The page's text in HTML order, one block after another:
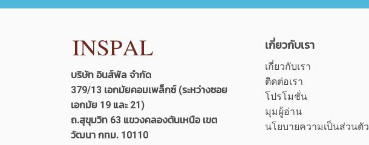
บริษัท อินส์พัล จำกัด
379/13 เอกมัยคอมเพล็กซ์ (ระหว่างซอย
เอกมัย 19 และ 21)
ถ.สุขุมวิท 63 แขวงคลองตันเหนือ เขต
วัฒนา กทม. 10110
เกี่ยวกับเรา
เกี่ยวกับเรา
ติดต่อเรา
โปรโมชั่น
มุมผู้อ่าน
นโยบายความเป็นส่วนตัว